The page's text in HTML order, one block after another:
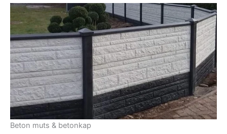
Beton muts & betonkap